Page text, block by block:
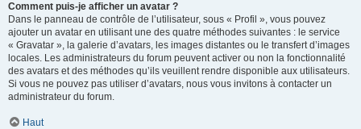
Comment puis-je afficher un avatar ?
Dans le panneau de contrôle de l’utilisateur, sous « Profil », vous pouvez
ajouter un avatar en utilisant une des quatre méthodes suivantes : le service
« Gravatar », la galerie d’avatars, les images distantes ou le transfert d’images
locales. Les administrateurs du forum peuvent activer ou non la fonctionnalité
des avatars et des méthodes qu’ils veuillent rendre disponible aux utilisateurs.
Si vous ne pouvez pas utiliser d’avatars, nous vous invitons à contacter un
administrateur du forum.
Haut